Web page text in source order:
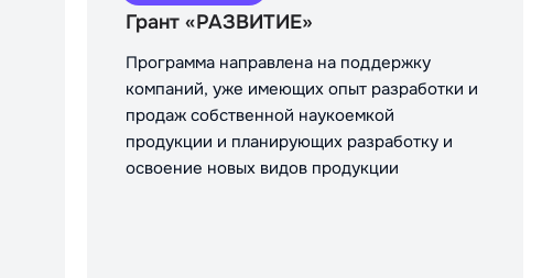
Грант «РАЗВИТИЕ»
Программа направлена на поддержку
компаний, уже имеющих опыт разработки и
продаж собственной наукоемкой
продукции и планирующих разработку и
освоение новых видов продукции